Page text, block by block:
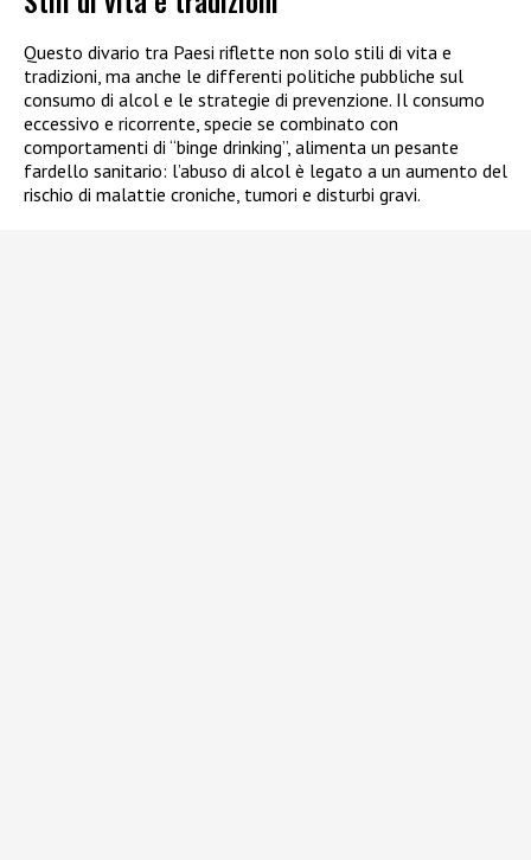
Questo divario tra Paesi riflette non solo stili di vita e
tradizioni, ma anche le differenti politiche pubbliche sul
consumo di alcol e le strategie di prevenzione. Il consumo
eccessivo e ricorrente, specie se combinato con
comportamenti di “binge drinking”, alimenta un pesante
fardello sanitario: l’abuso di alcol è legato a un aumento del
rischio di malattie croniche, tumori e disturbi gravi.